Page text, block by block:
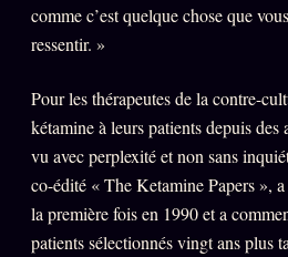
comme c’est quelque chose que
ressentir. »
Pour les thérapeutes de la contre-
kétamine à leurs patients depuis des
vu avec perplexité et non sans
co-édité « The Ketamine Papers »,
la première fois en 1990 et a
patients sélectionnés vingt ans plus